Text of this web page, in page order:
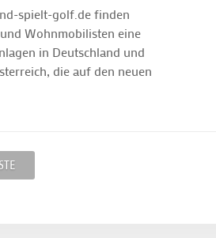
spielt-golf.de finden
Wohnmobilisten eine
in Deutschland und
die auf den neuen